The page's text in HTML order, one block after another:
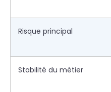
Risque principal
Stabilité du métier